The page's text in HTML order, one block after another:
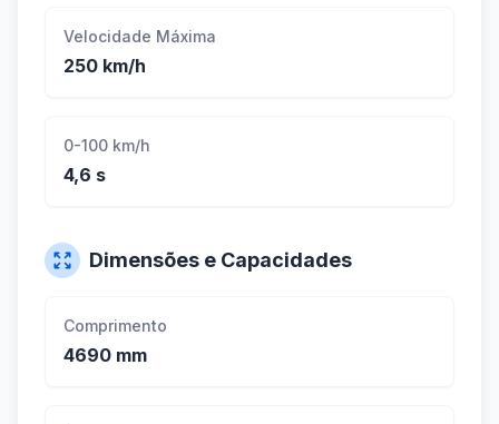
Velocidade Máxima
250 km/h
0-100 km/h
4,6 s
Dimensões e Capacidades
Comprimento
4690 mm